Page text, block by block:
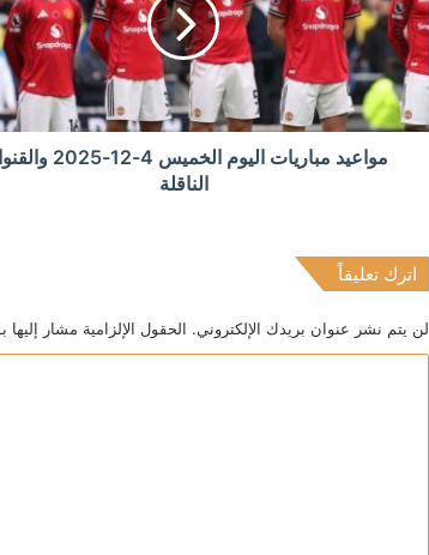
منذ 3 ساعات
عقوبات أميركية على كيانات إيرانية بتهمة
موجة حر رابعة تهدد فرنسا وإسبانيا.. وتزايد
منذ 5 ساعات
مواعيد مباريات اليوم الخميس 4-
الناقلة
اترك تعليقاً
لن يتم نشر عنوان بريدك الإلكتروني. الحقول الإلزامية مشار إليها